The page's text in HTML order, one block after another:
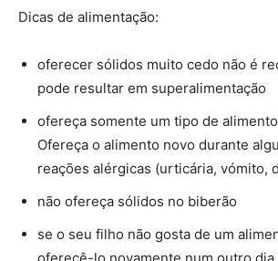
Dicas de alimentação:
oferecer sólidos muito cedo não é
pode resultar em superalimentação
ofereça somente um tipo de
Ofereça o alimento novo durante
reações alérgicas (urticária, vómito,
não ofereça sólidos no biberão
se o seu filho não gosta de um